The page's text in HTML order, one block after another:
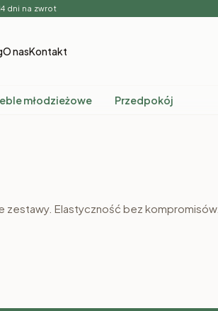
dni na zwrot
O nasKontakt
młodzieżowe Przedpokój
Elastyczność bez kompromisów.
Meble pokojowe